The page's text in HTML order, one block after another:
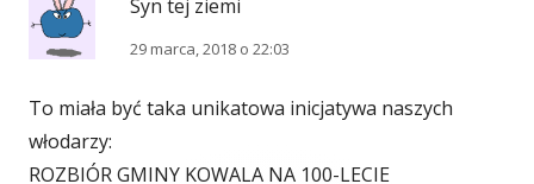
Syn tej ziemi
29 marca, 2018 o 22:03
To miała być taka unikatowa inicjatywa naszych
włodarzy:
ROZBIÓR GMINY KOWALA NA 100-LECIE